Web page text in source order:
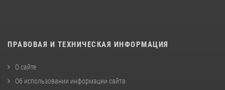
ПРАВОВАЯ И ТЕХНИЧЕСКАЯ ИНФОРМАЦИЯ
О сайте
Об использовании информации сайта